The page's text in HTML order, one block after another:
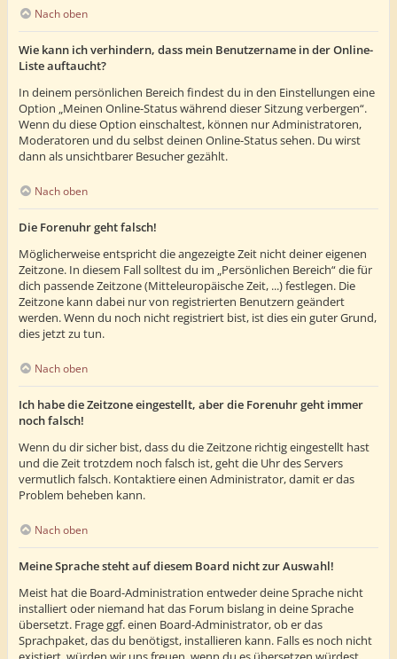
Nach oben
Wie kann ich verhindern, dass mein Benutzername in der Online-
Liste auftaucht?
In deinem persönlichen Bereich findest du in den Einstellungen eine
Option „Meinen Online-Status während dieser Sitzung verbergen“.
Wenn du diese Option einschaltest, können nur Administratoren,
Moderatoren und du selbst deinen Online-Status sehen. Du wirst
dann als unsichtbarer Besucher gezählt.
Nach oben
Die Forenuhr geht falsch!
Möglicherweise entspricht die angezeigte Zeit nicht deiner eigenen
Zeitzone. In diesem Fall solltest du im „Persönlichen Bereich“ die für
dich passende Zeitzone (Mitteleuropäische Zeit, ...) festlegen. Die
Zeitzone kann dabei nur von registrierten Benutzern geändert
werden. Wenn du noch nicht registriert bist, ist dies ein guter Grund,
dies jetzt zu tun.
Nach oben
Ich habe die Zeitzone eingestellt, aber die Forenuhr geht immer
noch falsch!
Wenn du dir sicher bist, dass du die Zeitzone richtig eingestellt hast
und die Zeit trotzdem noch falsch ist, geht die Uhr des Servers
vermutlich falsch. Kontaktiere einen Administrator, damit er das
Problem beheben kann.
Nach oben
Meine Sprache steht auf diesem Board nicht zur Auswahl!
Meist hat die Board-Administration entweder deine Sprache nicht
installiert oder niemand hat das Forum bislang in deine Sprache
übersetzt. Frage ggf. einen Board-Administrator, ob er das
Sprachpaket, das du benötigst, installieren kann. Falls es noch nicht